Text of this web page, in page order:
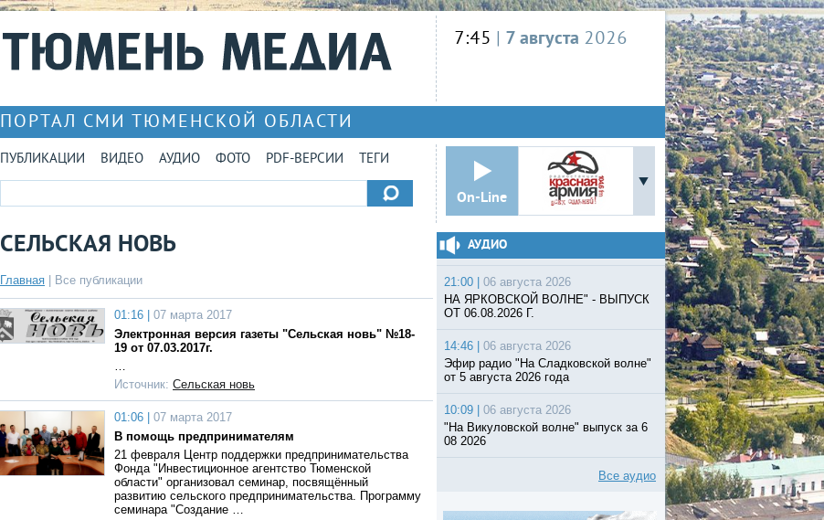
7:45 | 7 августа 2026
ПОРТАЛ СМИ ТЮМЕНСКОЙ ОБЛАСТИ
ПУБЛИКАЦИИ ВИДЕО АУДИО ФОТО PDF-ВЕРСИИ ТЕГИ
On-Line
СЕЛЬСКАЯ НОВЬ
Главная Все публикации
01:16 |
07 марта 2017
Электронная версия газеты "Сельская новь" №18-
19 от 07.03.2017г.
…
Источник: Сельская новь
01:06 |
07 марта 2017
В помощь предпринимателям
21 февраля Центр поддержки предпринимательства
Фонда "Инвестиционное агентство Тюменской
области" организовал семинар, посвящённый
развитию сельского предпринимательства. Программу
семинара "Создание …
АУДИО
21:00 |
06 августа 2026
НА ЯРКОВСКОЙ ВОЛНЕ" - ВЫПУСК
ОТ 06.08.2026 Г.
14:46 |
06 августа 2026
Эфир радио "На Сладковской волне"
от 5 августа 2026 года
10:09 |
06 августа 2026
"На Викуловской волне" выпуск за 6
08 2026
Все аудио